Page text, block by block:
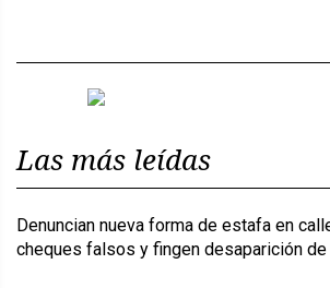
Previous
Las más leídas
Denuncian nueva forma de estafa en
cheques falsos y fingen desaparición de